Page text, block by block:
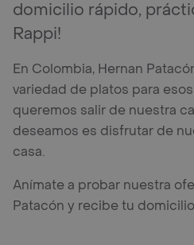
domicilio rápido,
Rappi!
En Colombia, Hernan
variedad de platos para
queremos salir de nuestra
deseamos es disfrutar de
casa.
Anímate a probar nuestra
Patacón y recibe tu